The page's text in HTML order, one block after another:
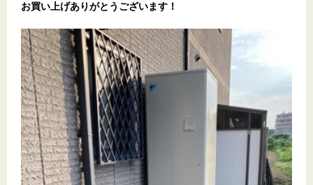
お買い上げありがとうございます！